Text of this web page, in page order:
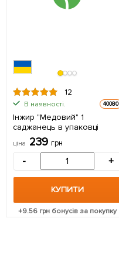
12
В наявності. 40080
Інжир "Медовий" 1
саджанець в упаковці
ціна 239 грн
- +
КУПИТИ
+9.56 грн бонусів за покупку